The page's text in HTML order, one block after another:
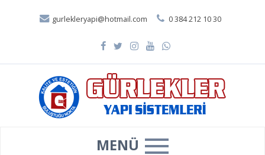
gurlekleryapi@hotmail.com 0 384 212 10 30
MENÜ